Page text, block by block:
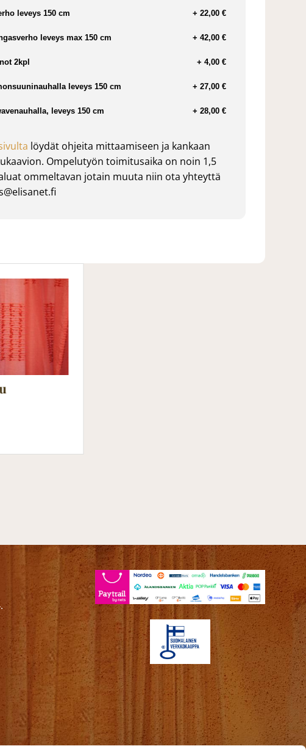
leveys 150 cm + 22,00 €
leveys max 150 cm + 42,00 €
2kpl + 4,00 €
leveys 150 cm + 27,00 €
leveys 150 cm + 28,00 €
löydät ohjeita mittaamiseen ja kankaan
Ompelutyön toimitusaika on noin 1,5
ommeltavan jotain muuta niin ota yhteyttä